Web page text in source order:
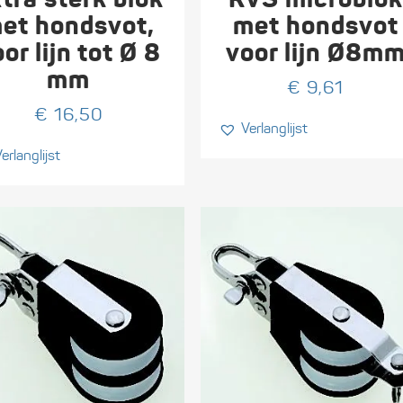
hondsvot,
lijn tot Ø 8
mm
€ 16,50
met hondsvot
voor lijn
€ 9,61
Verlanglijst